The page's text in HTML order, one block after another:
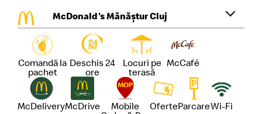
McDonald's Mănăștur Cluj
Comandă la
pachet
Deschis 24
ore
Locuri pe
terasă
McCafé
McDeliveryMcDrive
Mobile
OferteParcareWi-Fi